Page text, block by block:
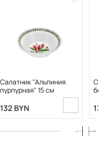
Салатник "Альпиния
пурпурная" 15 см
132 BYN